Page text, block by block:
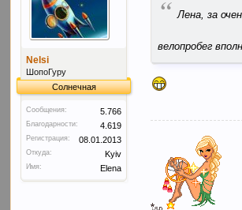
Nelsi
ШопоГуру
Солнечная
Сообщения: 5.766
Благодарности: 4.619
Регистрация: 08.01.2013
Откуда: Kyiv
Имя: Elena
“ Лена, за
велопробег